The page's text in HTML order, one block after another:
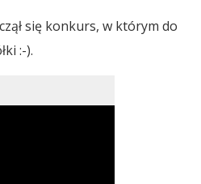
się konkurs, w którym do
:-).